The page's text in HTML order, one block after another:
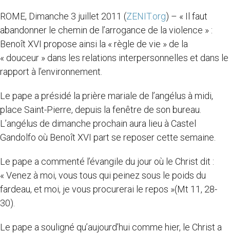
ROME, Dimanche 3 juillet 2011 (ZENIT.org) – « Il faut
abandonner le chemin de l’arrogance de la violence » :
Benoît XVI propose ainsi la « règle de vie » de la
« douceur » dans les relations interpersonnelles et dans le
rapport à l’environnement.
Le pape a présidé la prière mariale de l’angélus à midi,
place Saint-Pierre, depuis la fenêtre de son bureau.
L’angélus de dimanche prochain aura lieu à Castel
Gandolfo où Benoît XVI part se reposer cette semaine.
Le pape a commenté l’évangile du jour où le Christ dit :
« Venez à moi, vous tous qui peinez sous le poids du
fardeau, et moi, je vous procurerai le repos »(Mt 11, 28-
30).
Le pape a souligné qu’aujourd’hui comme hier, le Christ a